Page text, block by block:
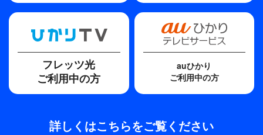
※辰巳琢郎の「琢」は正式には、「豕」に点が付きます。
システムの都合上「琢」となっております。
フレッツ光
ご利用中の方
auひかり
ご利用中の方
詳しくはこちらをご覧ください